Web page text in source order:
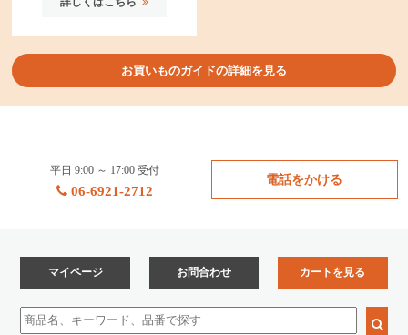
お買いものガイドの詳細を見る
平日 9:00 ～ 17:00 受付
06-6921-2712
電話をかける
マイページ お問合わせ カートを見る